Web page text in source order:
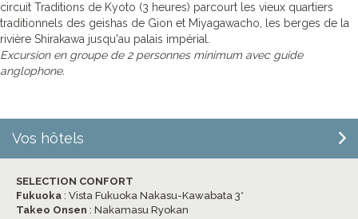
circuit Traditions de Kyoto (3 heures) parcourt les vieux quartiers
traditionnels des geishas de Gion et Miyagawacho, les berges de la
rivière Shirakawa jusqu'au palais impérial.
Excursion en groupe de 2 personnes minimum avec guide
anglophone.
Vos hôtels
SELECTION CONFORT
Fukuoka : Vista Fukuoka Nakasu-Kawabata 3*
Takeo Onsen : Nakamasu Ryokan